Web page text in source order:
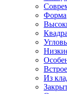
Форма
Из